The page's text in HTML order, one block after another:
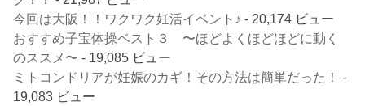
今回は大阪！！ワクワク妊活イベント♪ - 20,174 ビュー
おすすめ子宝体操ベスト３ 〜ほどよくほどほどに動く
のススメ〜 - 19,085 ビュー
ミトコンドリアが妊娠のカギ！その方法は簡単だった！
-
19,083 ビュー